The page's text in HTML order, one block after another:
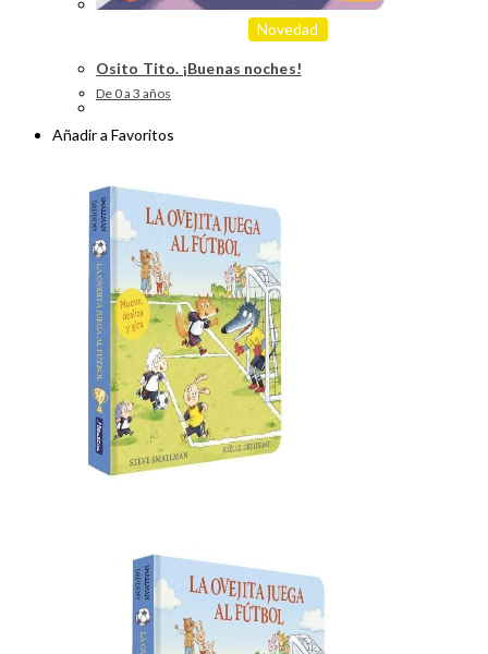
Novedad
Osito Tito. ¡Buenas noches!
De 0 a 3 años
Añadir a Favoritos